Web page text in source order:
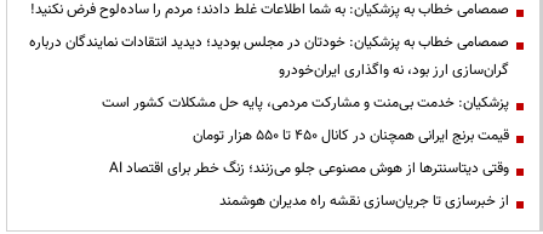
صمصامی خطاب به پزشکیان: به شما اطلاعات غلط دادند؛ مردم را ساده‌لوح فرض نکنید!
صمصامی خطاب به پزشکیان: خودتان در مجلس بودید؛ دیدید انتقادات نمایندگان درباره
گران‌سازی ارز بود، نه واگذاری ایران‌خودرو
پزشکیان: خدمت بی‌منت و مشارکت مردمی، پایه حل مشکلات کشور است
قیمت‌ برنج ایرانی همچنان در کانال ۴۵۰ تا ۵۵۰ هزار تومان
وقتی دیتاسنترها از هوش مصنوعی جلو می‌زنند؛ زنگ خطر برای اقتصاد AI
از خبرسازی تا جریان‌سازی نقشه راه مدیران هوشمند